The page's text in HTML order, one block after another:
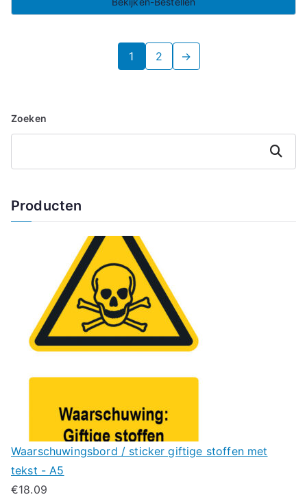
1 2 →
Zoeken
Zoeken
Producten
Waarschuwingsbord / sticker giftige stoffen met
tekst - A5
€18.09